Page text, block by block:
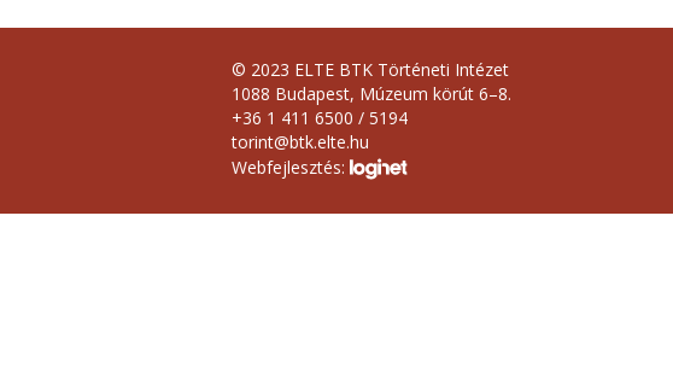
© 2023 ELTE BTK Történeti Intézet
1088 Budapest, Múzeum körút 6–8.
+36 1 411 6500 / 5194
torint@btk.elte.hu
Webfejlesztés: